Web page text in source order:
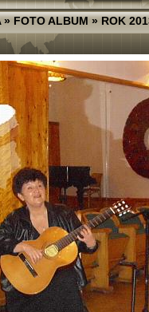
»FOTO ALBUM»ROK